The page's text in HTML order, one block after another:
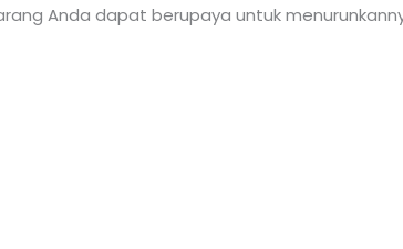
Anda dapat berupaya untuk